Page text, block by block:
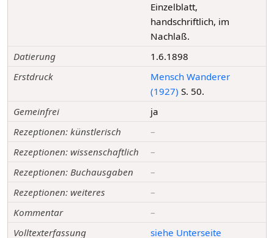
Einzelblatt,
handschriftlich, im
Nachlaß.
Datierung
1.6.1898
Erstdruck
Mensch Wanderer
(1927) S. 50.
Gemeinfrei
ja
Rezeptionen: künstlerisch
–
Rezeptionen: wissenschaftlich
–
Rezeptionen: Buchausgaben
–
Rezeptionen: weiteres
–
Kommentar
–
Volltexterfassung
siehe Unterseite